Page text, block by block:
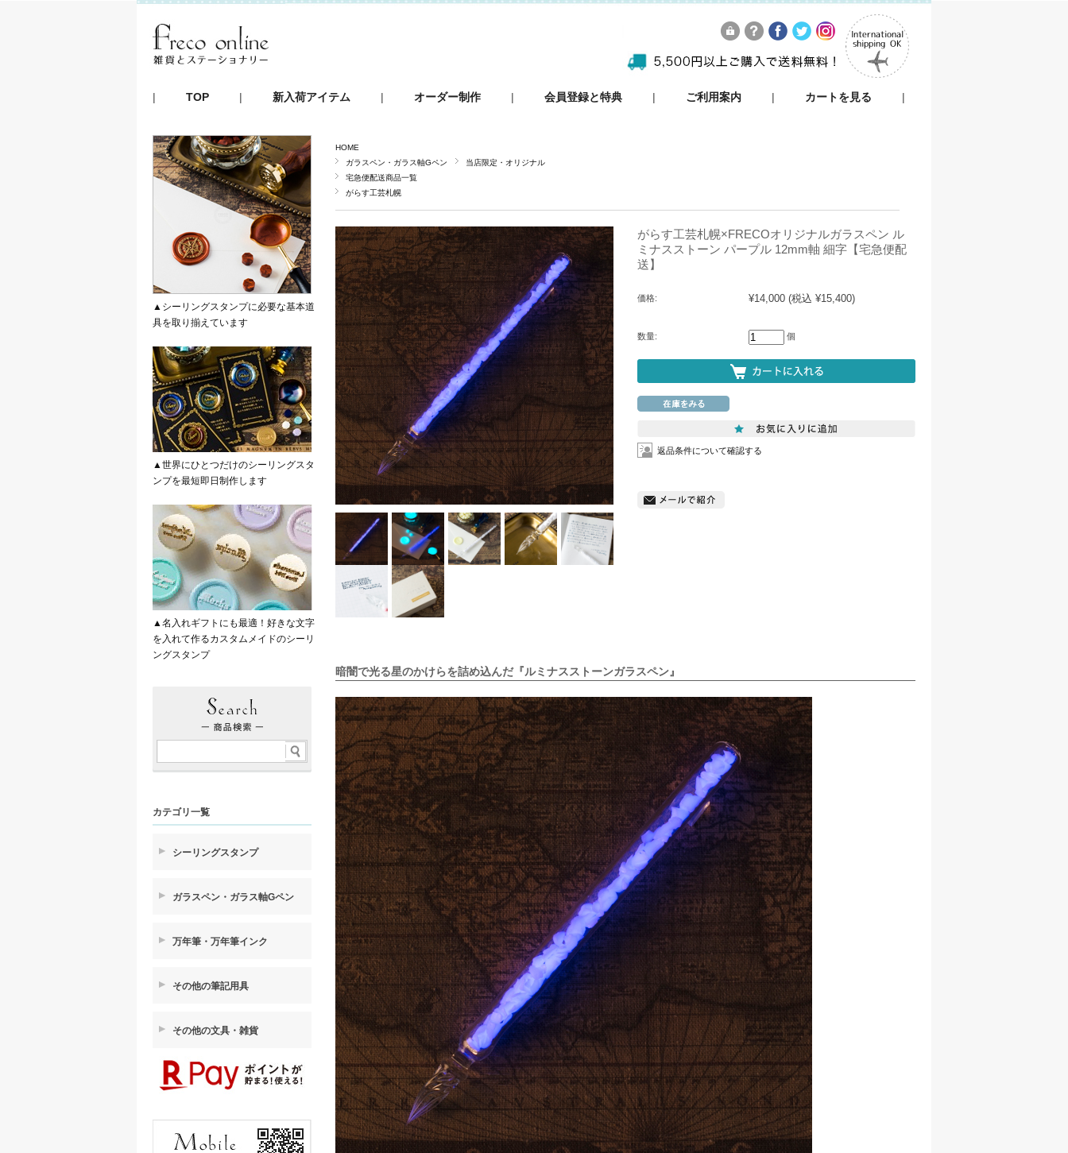
TOP 新入荷アイテム オーダー制作 会員登録と特典 ご利用案内 カートを見る
HOME
ガラスペン・ガラス軸Gペン
当店限定・オリジナル
宅急便配送商品一覧
がらす工芸札幌
がらす工芸札幌×FRECOオリジナルガラスペン ル
ミナスストーン パープル 12mm軸 細字【宅急便配
送】
価格: ¥14,000 (税込 ¥15,400)
数量: 個
返品条件について確認する
暗闇で光る星のかけらを詰め込んだ『ルミナスストーンガラスペン』
▲シーリングスタンプに必要な基本道
具を取り揃えています
▲世界にひとつだけのシーリングスタ
ンプを最短即日制作します
▲名入れギフトにも最適！好きな文字
を入れて作るカスタムメイドのシーリ
ングスタンプ
カテゴリ一覧
シーリングスタンプ
ガラスペン・ガラス軸Gペン
万年筆・万年筆インク
その他の筆記用具
その他の文具・雑貨